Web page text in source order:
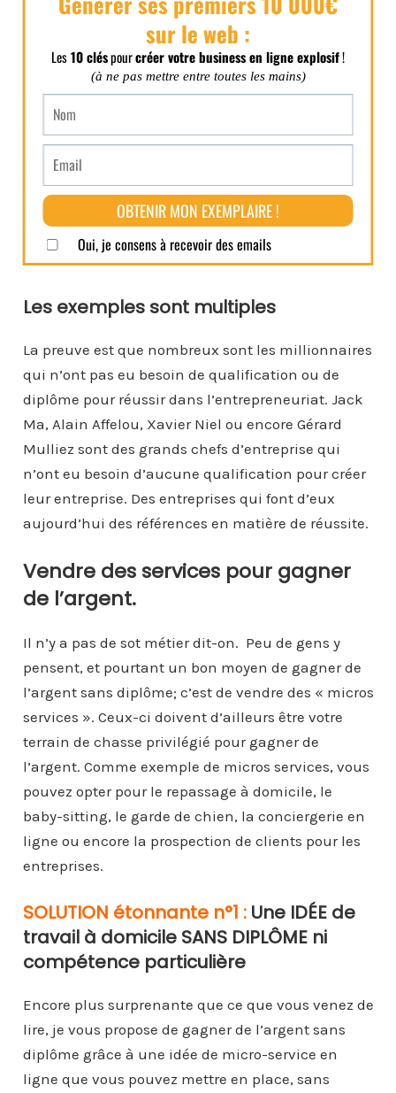
Les exemples sont multiples
La preuve est que nombreux sont les millionnaires
qui n’ont pas eu besoin de qualification ou de
diplôme pour réussir dans l’entrepreneuriat. Jack
Ma, Alain Affelou, Xavier Niel ou encore Gérard
Mulliez sont des grands chefs d’entreprise qui
n’ont eu besoin d’aucune qualification pour créer
leur entreprise. Des entreprises qui font d’eux
aujourd’hui des références en matière de réussite.
Vendre des services pour gagner
de l’argent.
Il n’y a pas de sot métier dit-on. Peu de gens y
pensent, et pourtant un bon moyen de gagner de
l’argent sans diplôme; c’est de vendre des « micros
services ». Ceux-ci doivent d’ailleurs être votre
terrain de chasse privilégié pour gagner de
l’argent. Comme exemple de micros services, vous
pouvez opter pour le repassage à domicile, le
baby-sitting, le garde de chien, la conciergerie en
ligne ou encore la prospection de clients pour les
entreprises.
SOLUTION étonnante n°1 :Une IDÉE de
travail à domicile SANS DIPLÔME ni
compétence particulière
Encore plus surprenante que ce que vous venez de
lire, je vous propose de gagner de l’argent sans
diplôme grâce à une idée de micro-service en
ligne que vous pouvez mettre en place, sans